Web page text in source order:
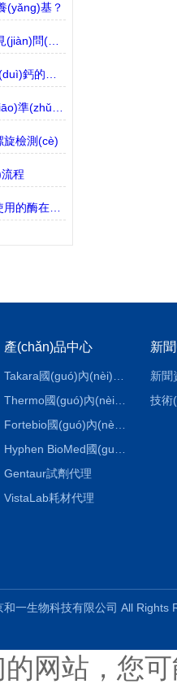
基？
細(xì)胞培養(yǎng)瓶及常見(jiàn)問(wèn)題？
檢測(cè)
程
Megazyme 產(chǎn)品中使用的酶在環(huán)境溫度下運(yùn)輸時(shí)是否穩(wěn)定？
產(chǎn)品中心
Thermo國(guó)內(nèi)代理
Gentaur試劑代理
VistaLab耗材代理
新
新聞
技術
和一生物科技有限公司 All
网站，您